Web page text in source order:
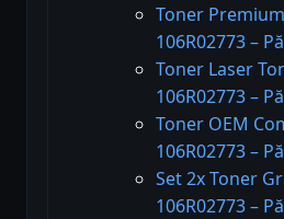
Toner
106R02773 –
Toner Laser
106R02773 –
Toner OEM
106R02773 –
Set 2x Toner
106R02773 –